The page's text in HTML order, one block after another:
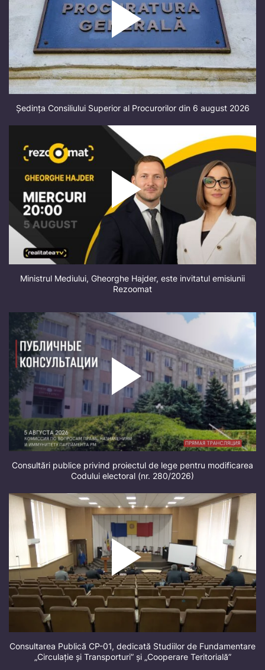
Ședința Consiliului Superior al Procurorilor din 6 august 2026
Ministrul Mediului, Gheorghe Hajder, este invitatul emisiunii
Rezoomat
Consultări publice privind proiectul de lege pentru modificarea
Codului electoral (nr. 280/2026)
Consultarea Publică CP-01, dedicată Studiilor de Fundamentare
„Circulație și Transporturi” și „Cooperare Teritorială”